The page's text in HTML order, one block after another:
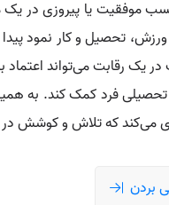
موفقیت یا پیروزی در یک
تحصیل و کار نمود
یک رقابت می‌تواند اعتماد
تحصیلی فرد کمک کند. به
می‌کند که تلاش و کوشش
بردن